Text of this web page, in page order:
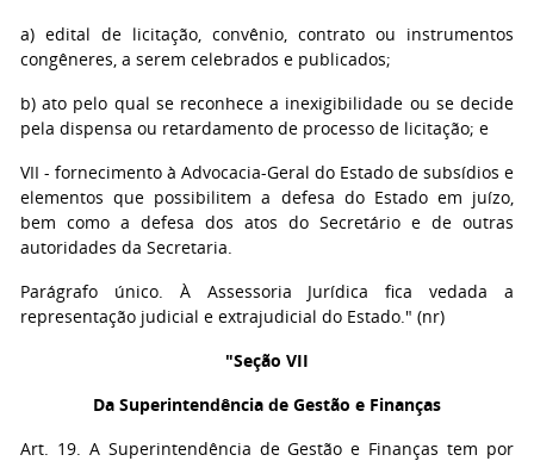
a) edital de licitação, convênio, contrato ou instrumentos
congêneres, a serem celebrados e publicados;
b) ato pelo qual se reconhece a inexigibilidade ou se decide
pela dispensa ou retardamento de processo de licitação; e
VII - fornecimento à Advocacia-Geral do Estado de subsídios e
elementos que possibilitem a defesa do Estado em juízo,
bem como a defesa dos atos do Secretário e de outras
autoridades da Secretaria.
Parágrafo único. À Assessoria Jurídica fica vedada a
representação judicial e extrajudicial do Estado." (nr)
"Seção VII
Da Superintendência de Gestão e Finanças
Art. 19. A Superintendência de Gestão e Finanças tem por